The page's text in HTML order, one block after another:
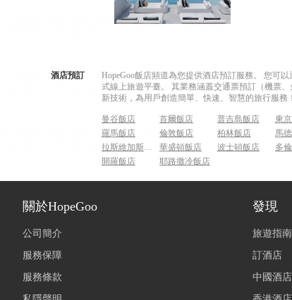
酒店預訂
HopeGoo飯店頻道為您提供酒店預訂服務。 您可
式線上旅遊平臺。 其業務涵蓋交通票預訂（機票
新技術，為用戶創造簡單、快速、智慧的旅行服務！
曼谷飯店 首爾飯店 普吉島飯店 東
羅馬飯店
倫敦飯店 柏林飯店 馬
拉斯維加斯飯店
華盛頓飯店 波士頓飯店 多
開羅飯店
耶路撒冷飯店
關於HopeGoo
公司簡介
服務保障
服務條款
發現
旅遊指南
訂酒店
中國酒店